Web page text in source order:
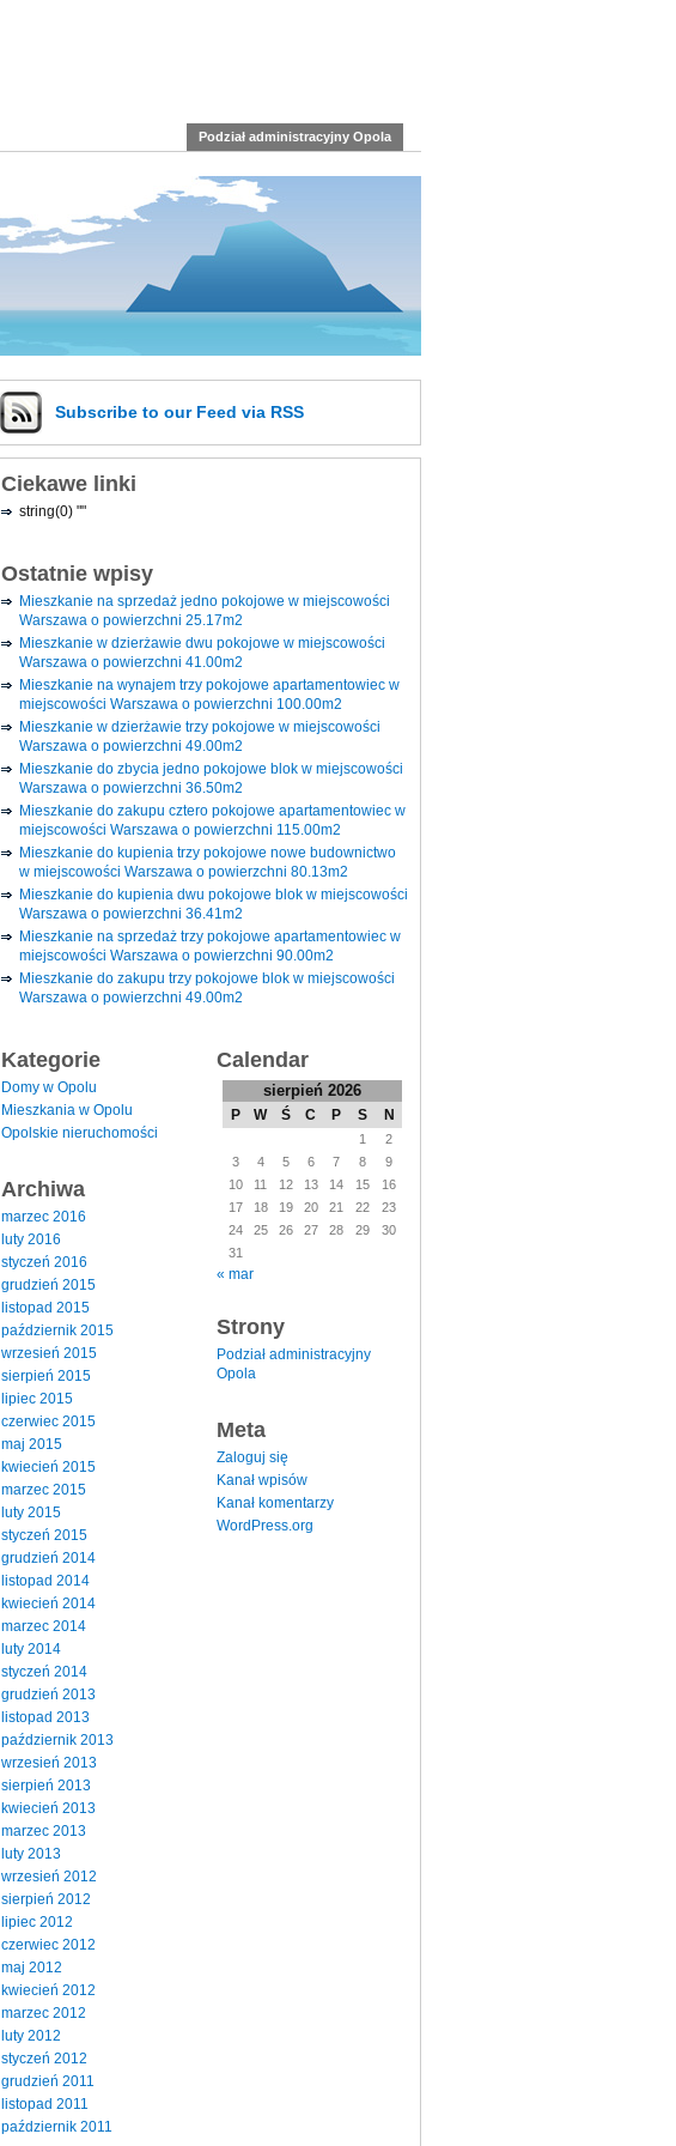
Podział administracyjny Opola
Subscribe to our Feed via RSS
Ciekawe linki
string(0) ""
Ostatnie wpisy
Mieszkanie na sprzedaż jedno pokojowe w miejscowości
Warszawa o powierzchni 25.17m2
Mieszkanie w dzierżawie dwu pokojowe w miejscowości
Warszawa o powierzchni 41.00m2
Mieszkanie na wynajem trzy pokojowe apartamentowiec w
miejscowości Warszawa o powierzchni 100.00m2
Mieszkanie w dzierżawie trzy pokojowe w miejscowości
Warszawa o powierzchni 49.00m2
Mieszkanie do zbycia jedno pokojowe blok w miejscowości
Warszawa o powierzchni 36.50m2
Mieszkanie do zakupu cztero pokojowe apartamentowiec w
miejscowości Warszawa o powierzchni 115.00m2
Mieszkanie do kupienia trzy pokojowe nowe budownictwo
w miejscowości Warszawa o powierzchni 80.13m2
Mieszkanie do kupienia dwu pokojowe blok w miejscowości
Warszawa o powierzchni 36.41m2
Mieszkanie na sprzedaż trzy pokojowe apartamentowiec w
miejscowości Warszawa o powierzchni 90.00m2
Mieszkanie do zakupu trzy pokojowe blok w miejscowości
Warszawa o powierzchni 49.00m2
Kategorie
Domy w Opolu
Mieszkania w Opolu
Opolskie nieruchomości
Archiwa
marzec 2016
luty 2016
styczeń 2016
grudzień 2015
listopad 2015
październik 2015
wrzesień 2015
sierpień 2015
lipiec 2015
czerwiec 2015
maj 2015
kwiecień 2015
marzec 2015
luty 2015
styczeń 2015
grudzień 2014
listopad 2014
kwiecień 2014
marzec 2014
luty 2014
styczeń 2014
grudzień 2013
listopad 2013
październik 2013
wrzesień 2013
sierpień 2013
kwiecień 2013
marzec 2013
luty 2013
wrzesień 2012
sierpień 2012
lipiec 2012
czerwiec 2012
maj 2012
kwiecień 2012
marzec 2012
luty 2012
styczeń 2012
grudzień 2011
listopad 2011
październik 2011
Calendar
sierpień 2026
P W Ś C P S N
1
2
3
4 5 6 7 8
9
10
11 12 13 14 15
16
17
18 19 20 21 22
23
24
25 26 27 28 29
30
31
« mar
Strony
Podział administracyjny
Opola
Meta
Zaloguj się
Kanał wpisów
Kanał komentarzy
WordPress.org